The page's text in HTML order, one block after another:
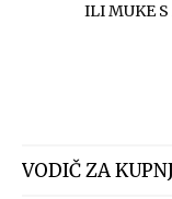
ILI MUKE
VODIČ ZA